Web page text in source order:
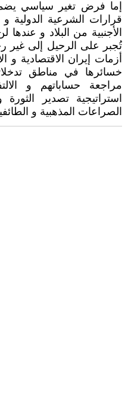
إما فرض تغير سياسي
قرارات الشرعية الدولية
الأجنبية من البلاد و
تُجبر على الرحيل إلى غير
أزمات إيران الاقتصادية و
خسائرها في مناطق
مراجعة حساباتهم و
استراتيجية تصدير
الصراعات المذهبية و